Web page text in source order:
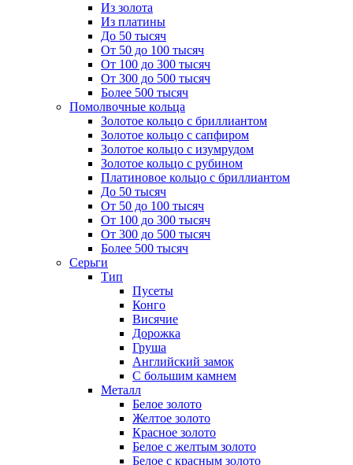
Из золота
Из платины
До 50 тысяч
От 50 до 100 тысяч
От 100 до 300 тысяч
От 300 до 500 тысяч
Более 500 тысяч
Помолвочные кольца
Золотое кольцо с бриллиантом
Золотое кольцо с сапфиром
Золотое кольцо с изумрудом
Золотое кольцо с рубином
Платиновое кольцо с бриллиантом
До 50 тысяч
От 50 до 100 тысяч
От 100 до 300 тысяч
От 300 до 500 тысяч
Более 500 тысяч
Серьги
Тип
Пусеты
Конго
Висячие
Дорожка
Груша
Английский замок
С большим камнем
Металл
Белое золото
Желтое золото
Красное золото
Белое с желтым золото
Белое с красным золото